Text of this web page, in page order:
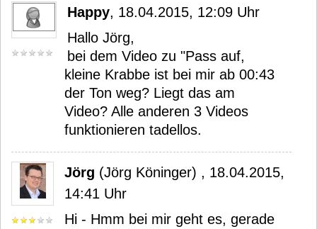
Happy, 18.04.2015, 12:09 Uhr
Hallo Jörg,
bei dem Video zu "Pass auf,
kleine Krabbe ist bei mir ab 00:43
der Ton weg? Liegt das am
Video? Alle anderen 3 Videos
funktionieren tadellos.
Jörg (Jörg Köninger) , 18.04.2015,
14:41 Uhr
Hi - Hmm bei mir geht es, gerade